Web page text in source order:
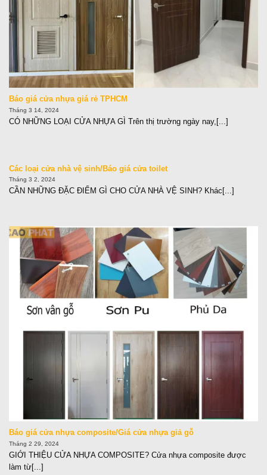
Báo giá cửa nhựa giá rẻ TPHCM
Tháng 3 14, 2024
CÓ NHỮNG LOẠI CỬA NHỰA GÌ Trên thị trường ngày nay,[...]
Các loại cửa nhà vệ sinh/Báo giá cửa toilet
Tháng 3 2, 2024
CẦN NHỮNG ĐẶC ĐIỂM GÌ CHO CỬA NHÀ VỆ SINH? Khác[...]
Báo giá cửa nhựa composite/Giá cửa nhựa giả gỗ
Tháng 2 29, 2024
GIỚI THIỆU CỬA NHỰA COMPOSITE? Cửa nhựa composite được
làm từ[...]